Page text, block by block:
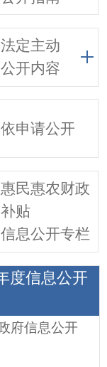
法定主动
公开内容
依申请公开
惠民惠农财政
补贴
信息公开专栏
度信息公开
府信息公开